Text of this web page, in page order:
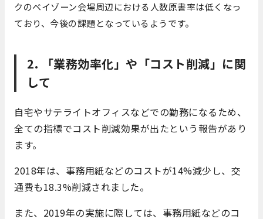
クのベイゾーン会場周辺における人数原書率は低くなっ
ており、今後の課題となっているようです。
2. 「業務効率化」や「コスト削減」に関
して
自宅やサテライトオフィスなどでの勤務になるため、
全ての指標でコスト削減効果が出たという報告があり
ます。
2018年は、事務用紙などのコストが14%減少し、交
通費も18.3%削減されました。
また、2019年の実施に際しては、事務用紙などのコ